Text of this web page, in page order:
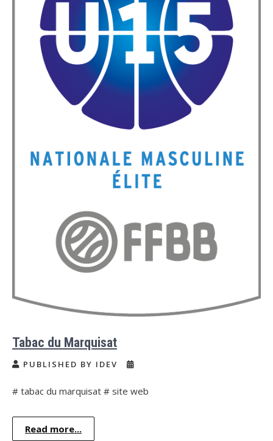
Tabac du Marquisat
PUBLISHED BY IDEV
# tabac du marquisat # site web
Read more...